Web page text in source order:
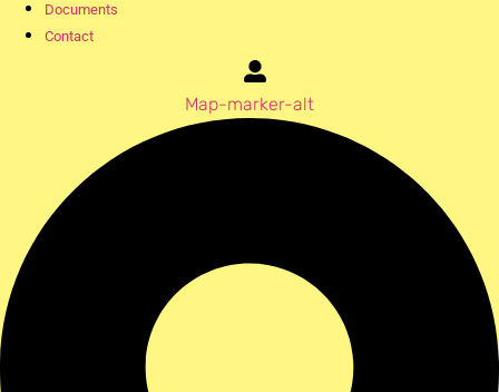
Documents
Contact
Map-marker-alt